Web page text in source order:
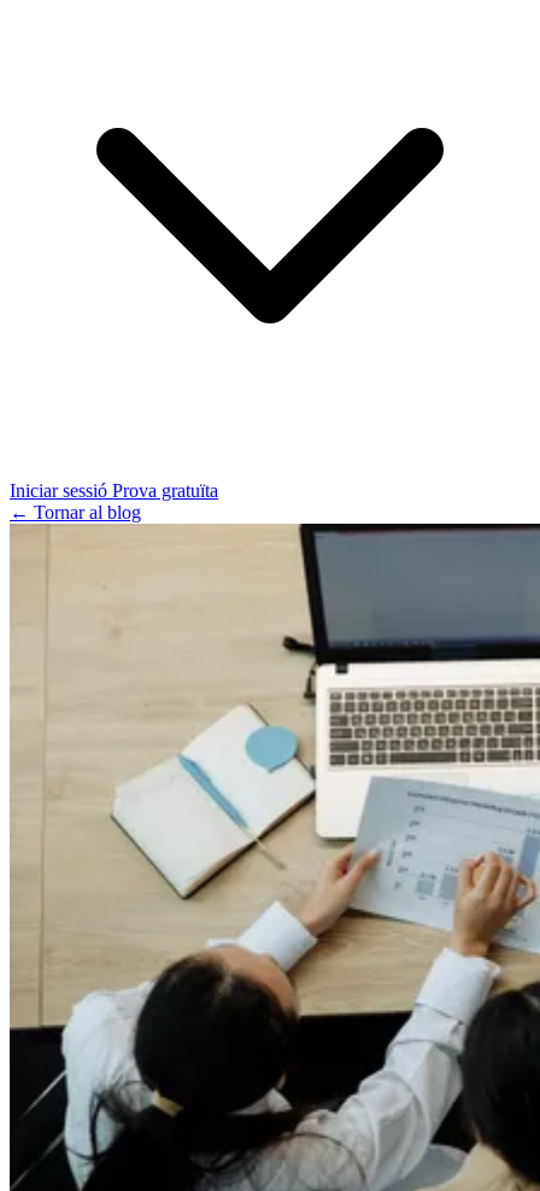
Iniciar sessió Prova gratuïta
← Tornar al blog